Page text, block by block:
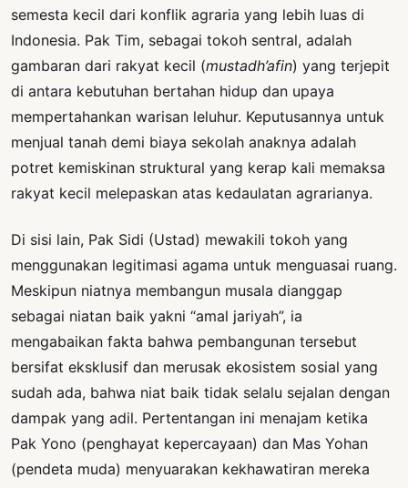
semesta kecil dari konflik agraria yang lebih luas di
Indonesia. Pak Tim, sebagai tokoh sentral, adalah
gambaran dari rakyat kecil (mustadh’afin) yang terjepit
di antara kebutuhan bertahan hidup dan upaya
mempertahankan warisan leluhur. Keputusannya untuk
menjual tanah demi biaya sekolah anaknya adalah
potret kemiskinan struktural yang kerap kali memaksa
rakyat kecil melepaskan atas kedaulatan agrarianya.
Di sisi lain, Pak Sidi (Ustad) mewakili tokoh yang
menggunakan legitimasi agama untuk menguasai ruang.
Meskipun niatnya membangun musala dianggap
sebagai niatan baik yakni “amal jariyah”, ia
mengabaikan fakta bahwa pembangunan tersebut
bersifat eksklusif dan merusak ekosistem sosial yang
sudah ada, bahwa niat baik tidak selalu sejalan dengan
dampak yang adil. Pertentangan ini menajam ketika
Pak Yono (penghayat kepercayaan) dan Mas Yohan
(pendeta muda) menyuarakan kekhawatiran mereka